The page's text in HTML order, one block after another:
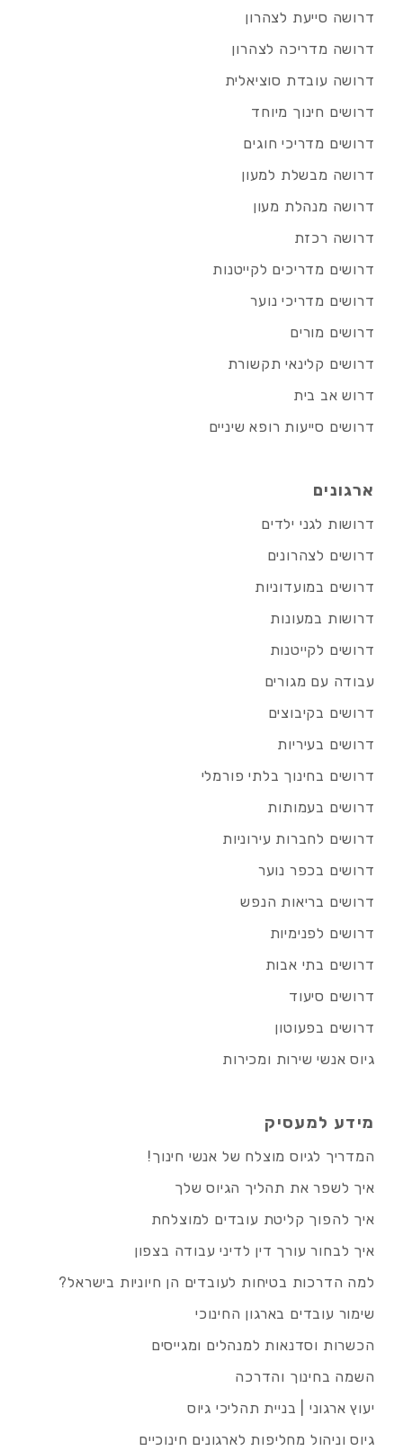
דרושה סייעת לצהרון
דרושה מדריכה לצהרון
דרושה עובדת סוציאלית
דרושים חינוך מיוחד
דרושים מדריכי חוגים
דרושה מבשלת למעון
דרושה מנהלת מעון
דרושה רכזת
דרושים מדריכים לקייטנות
דרושים מדריכי נוער
דרושים מורים
דרושים קלינאי תקשורת
דרוש אב בית
דרושים סייעות רופא שיניים
ארגונים
דרושות לגני ילדים
דרושים לצהרונים
דרושים במועדוניות
דרושות במעונות
דרושים לקייטנות
עבודה עם מגורים
דרושים בקיבוצים
דרושים בעיריות
דרושים בחינוך בלתי פורמלי
דרושים בעמותות
דרושים לחברות עירוניות
דרושים בכפר נוער
דרושים בריאות הנפש
דרושים לפנימיות
דרושים בתי אבות
דרושים סיעוד
דרושים בפעוטון
גיוס אנשי שירות ומכירות
מידע למעסיק
המדריך לגיוס מוצלח של אנשי חינוך!
איך לשפר את תהליך הגיוס שלך
איך להפוך קליטת עובדים למוצלחת
איך לבחור עורך דין לדיני עבודה בצפון
למה הדרכות בטיחות לעובדים הן חיוניות בישראל?
שימור עובדים בארגון החינוכי
הכשרות וסדנאות למנהלים ומגייסים
השמה בחינוך והדרכה
יעוץ ארגוני | בניית תהליכי גיוס
גיוס וניהול מחליפות לארגונים חינוכיים